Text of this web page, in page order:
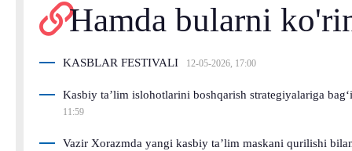
Hamda bularni
KASBLAR FESTIVALI 12-05-2026, 17:00
Kasbiy ta’lim islohotlarini boshqarish strategiyalariga
11:59
Vazir Xorazmda yangi kasbiy ta’lim maskani qurilishi